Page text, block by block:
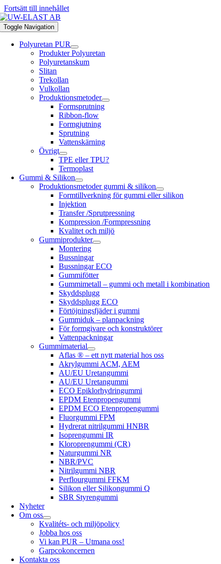
Fortsätt till innehållet
Toggle Navigation
Polyuretan PUR
Produkter Polyuretan
Polyuretanskum
Slitan
Trekollan
Vulkollan
Produktionsmetoder
Formsprutning
Ribbon-flow
Formgjutning
Sprutning
Vattenskärning
Övrigt
TPE eller TPU?
Termoplast
Gummi & Silikon
Produktionsmetoder gummi & silikon
Formtillverkning för gummi eller silikon
Injektion
Transfer /Sprutpressning
Kompression /Formpressning
Kvalitet och miljö
Gummiprodukter
Montering
Bussningar
Bussningar ECO
Gummifötter
Gummimetall – gummi och metall i kombination
Skyddsplugg
Skyddsplugg ECO
Förtöjningsfjäder i gummi
Gummiduk – planpackning
För formgivare och konstruktörer
Vattenpackningar
Gummimaterial
Aflas ® – ett nytt material hos oss
Akrylgummi ACM, AEM
AU/EU Uretangummi
AU/EU Uretangummi
ECO Epiklorhydringummi
EPDM Etenpropengummi
EPDM ECO Etenpropengummi
Fluorgummi FPM
Hydrerat nitrilgummi HNBR
Isoprengummi IR
Kloroprengummi (CR)
Naturgummi NR
NBR/PVC
Nitrilgummi NBR
Perflourgummi FFKM
Silikon eller Silikongummi Q
SBR Styrengummi
Nyheter
Om oss
Kvalitéts- och miljöpolicy
Jobba hos oss
Vi kan PUR – Utmana oss!
Garpcokoncernen
Kontakta oss